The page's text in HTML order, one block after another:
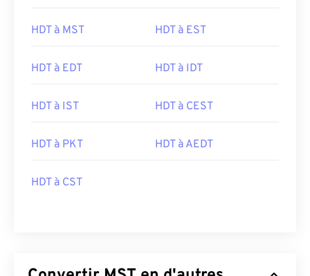
HDT à MST HDT à EST
HDT à EDT HDT à IDT
HDT à IST HDT à CEST
HDT à PKT HDT à AEDT
HDT à CST